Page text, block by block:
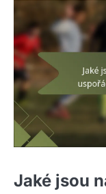
Jaké jsou